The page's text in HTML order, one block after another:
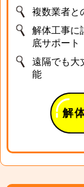
複数業者と
解体工事に
底サポート
遠隔でも大
能
解